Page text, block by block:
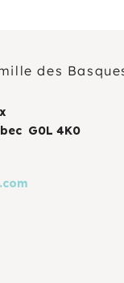
des
G0L 4K0